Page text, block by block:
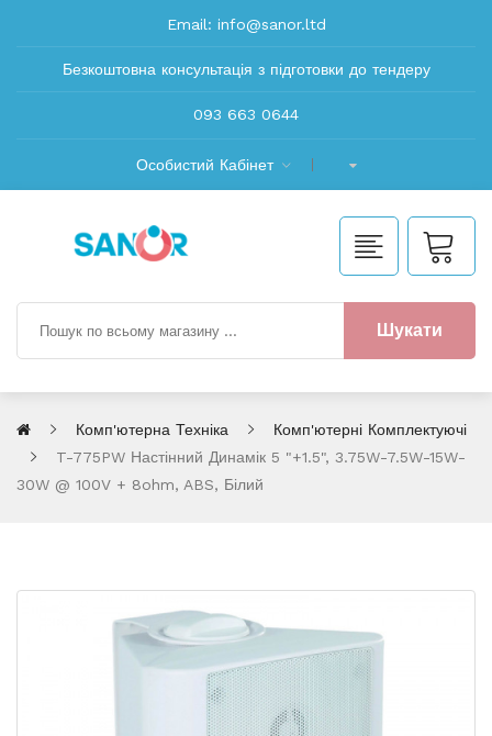
Email: info@sanor.ltd
Безкоштовна консультація з підготовки до тендеру
093 663 0644
Особистий Кабінет
Шукати
Комп'ютерна Техніка
Комп'ютерні Комплектуючі
T-775PW Настінний Динамік 5 "+1.5", 3.75W-7.5W-15W-
30W @ 100V + 8ohm, ABS, Білий